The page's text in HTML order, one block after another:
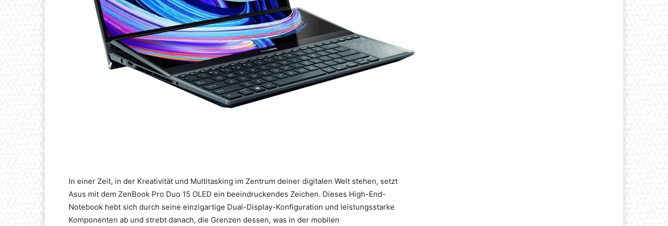
In einer Zeit, in der Kreativität und Multitasking im Zentrum deiner digitalen Welt stehen, setzt
Asus mit dem ZenBook Pro Duo 15 OLED ein beeindruckendes Zeichen. Dieses High-End-
Notebook hebt sich durch seine einzigartige Dual-Display-Konfiguration und leistungsstarke
Komponenten ab und strebt danach, die Grenzen dessen, was in der mobilen